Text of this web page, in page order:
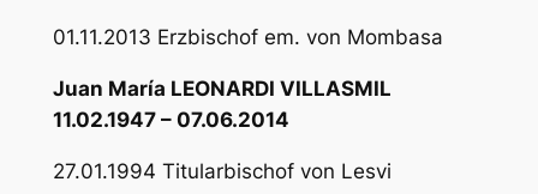
01.11.2013 Erzbischof em. von Mombasa
Juan María LEONARDI VILLASMIL
11.02.1947 – 07.06.2014
27.01.1994 Titularbischof von Lesvi